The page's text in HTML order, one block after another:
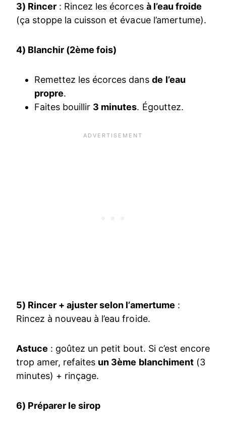
3) Rincer : Rincez les écorces à l’eau froide
(ça stoppe la cuisson et évacue l’amertume).
4) Blanchir (2ème fois)
Remettez les écorces dansde l’eau
propre.
Faites bouillir 3 minutes. Égouttez.
5) Rincer + ajuster selon l’amertume :
Rincez à nouveau à l’eau froide.
Astuce : goûtez un petit bout. Si c’est encore
trop amer, refaites un 3ème blanchiment(3
minutes) + rinçage.
6) Préparer le sirop